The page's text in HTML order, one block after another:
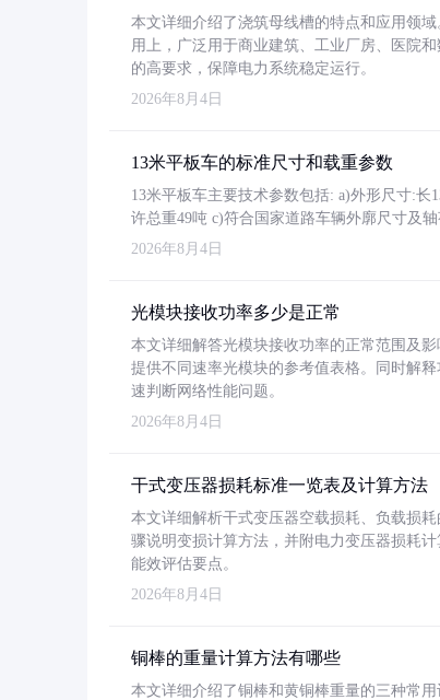
本文详细介绍了浇筑母线槽的特点和应用领
用上，广泛用于商业建筑、工业厂房、医院
的高要求，保障电力系统稳定运行。
2026年8月4日
13米平板车的标准尺寸和载重参数
13米平板车主要技术参数包括: a)外形尺寸:长
许总重49吨 c)符合国家道路车辆外廓尺寸及
2026年8月4日
光模块接收功率多少是正常
本文详细解答光模块接收功率的正常范围及
提供不同速率光模块的参考值表格。同时解
速判断网络性能问题。
2026年8月4日
干式变压器损耗标准一览表及计算方法
本文详细解析干式变压器空载损耗、负载损
骤说明变损计算方法，并附电力变压器损耗
能效评估要点。
2026年8月4日
铜棒的重量计算方法有哪些
本文详细介绍了铜棒和黄铜棒重量的三种常